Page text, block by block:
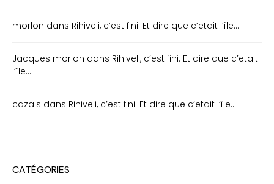
morlon dans Rihiveli, c’est fini. Et dire que c’etait l’île…
Jacques morlon dans Rihiveli, c’est fini. Et dire que c’etait
l’île…
cazals dans Rihiveli, c’est fini. Et dire que c’etait l’île…
CATÉGORIES